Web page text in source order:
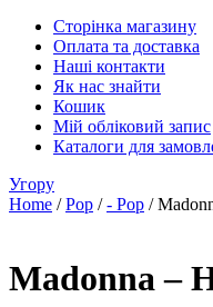
Сторінка магазину
Оплата та доставка
Наші контакти
Як нас знайти
Кошик
Мій обліковий запис
Каталоги для
Угору
Home /Pop /- Pop /
Madonna –